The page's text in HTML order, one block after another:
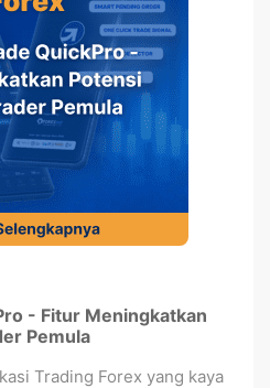
- Fitur Meningkatkan
Pemula
Trading Forex yang kaya